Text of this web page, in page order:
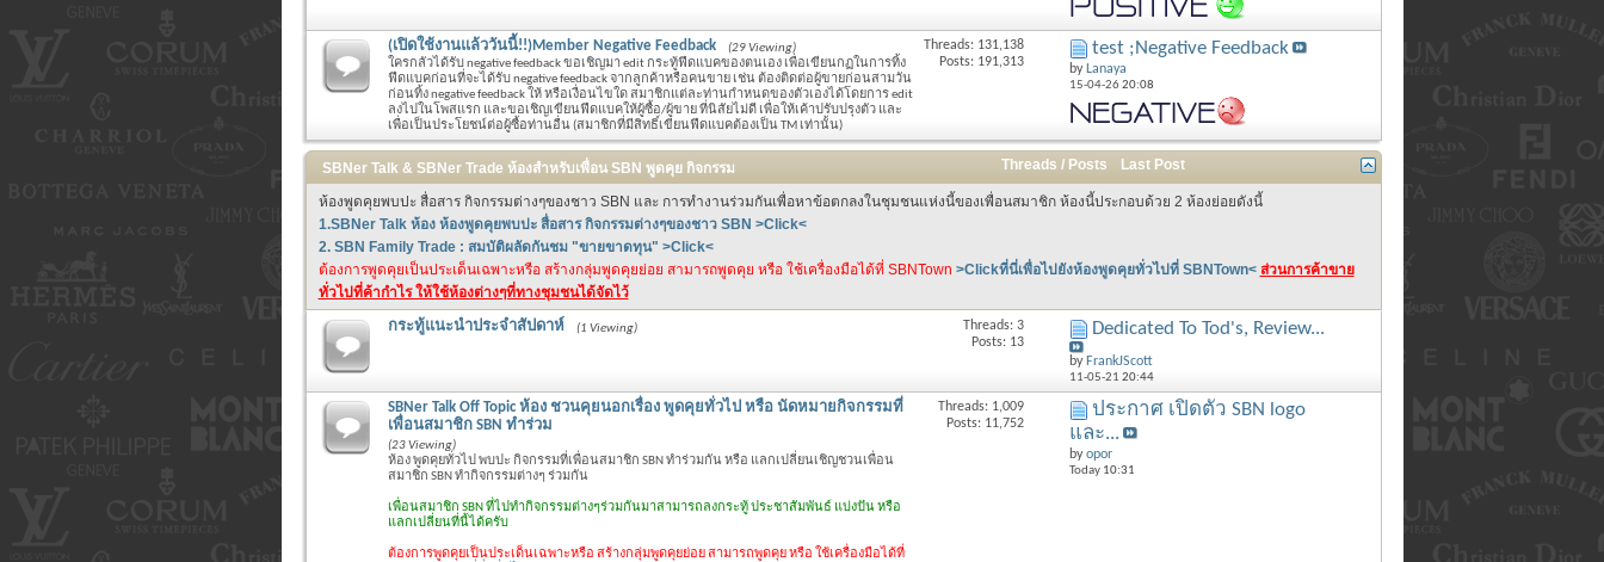
(เปิดใช้งานแล้ววันนี้!!)Member Negative Feedback
(29 Viewing)
ใครกลัวได้รับ negative feedback ขอเชิญมา edit กระทู้ฟีดแบคของตนเอง เพื่อเขียนกฏในการทิ้ง
ฟีดแบคก่อนที่จะได้รับ negative feedback จากลูกค้าหรือคนขาย เช่น ต้องติดต่อผู้ขายก่อนสามวัน
ก่อนทิ้ง negative feedback ให้ หรือเงื่อนไขใด สมาชิกแต่ละท่านกำหนดของตัวเองได้โดยการ edit
ลงไปในโพสแรก และขอเชิญเขียนฟีดแบคให้ผู้ซื้อ/ผู้ขาย ที่นิสัยไม่ดี เพื่อให้เค้าปรับปรุงตัว และ
เพื่อเป็นประโยชน์ต่อผู้ซื้อท่านอื่น (สมาชิกที่มีสิทธิ์เขียนฟีดแบคต้องเป็น TM เท่านั้น)
Threads: 131,138
Posts: 191,313
test ;Negative Feedback
by Lanaya
15-04-2620:08
SBNer Talk & SBNer Trade ห้องสำหรับเพื่อน SBN พูดคุย กิจกรรม Threads / Posts Last Post
ห้องพูดคุยพบปะ สื่อสาร กิจกรรมต่างๆของชาว SBN และ การทำงานร่วมกันเพื่อหาข้อตกลงในชุมชนแห่งนี้ของเพื่อนสมาชิก ห้องนี้ประกอบด้วย 2 ห้องย่อยดังนี้
1.SBNer Talk ห้อง ห้องพูดคุยพบปะ สื่อสาร กิจกรรมต่างๆของชาว SBN >Click<
2. SBN Family Trade : สมบัติผลัดกันชม "ขายขาดทุน" >Click<
ต้องการพูดคุยเป็นประเด็นเฉพาะหรือ สร้างกลุ่มพูดคุยย่อย สามารถพูดคุย หรือ ใช้เครื่องมือได้ที่ SBNTown >Clickที่นี่เพื่อไปยังห้องพูดคุยทั่วไปที่ SBNTown< ส่วนการค้าขาย
ทั่วไปที่ค้ากำไร ให้ใช้ห้องต่างๆที่ทางชุมชนได้จัดไว้
กระทู้แนะนำประจำสัปดาห์ (1 Viewing)
Threads: 3
Posts: 13
Dedicated To Tod's, Review...
by FrankJScott
11-05-21 20:44
SBNer Talk Off Topic ห้อง ชวนคุยนอกเรื่อง พูดคุยทั่วไป หรือ นัดหมายกิจกรรมที่
เพื่อนสมาชิก SBN ทำร่วม
(23 Viewing)
ห้อง พูดคุยทั่วไป พบปะ กิจกรรมที่เพื่อนสมาชิก SBN ทำร่วมกัน หรือ แลกเปลี่ยนเชิญชวนเพื่อน
สมาชิก SBN ทำกิจกรรมต่างๆ ร่วมกัน
เพื่อนสมาชิก SBN ที่ไปทำกิจกรรมต่างๆร่วมกันมาสามารถลงกระทู้ ประชาสัมพันธ์ แบ่งปัน หรือ
แลกเปลี่ยนที่นี้ได้ครับ
ต้องการพูดคุยเป็นประเด็นเฉพาะหรือ สร้างกลุ่มพูดคุยย่อย สามารถพูดคุย หรือ ใช้เครื่องมือได้ที่
Threads: 1,009
Posts: 11,752
ประกาศ เปิดตัว SBN logo
และ...
byopor
Today 10:31